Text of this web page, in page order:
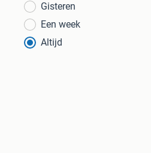
Gisteren
Een week
Altijd